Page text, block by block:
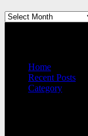
Archives
Home
Recent Posts
Category